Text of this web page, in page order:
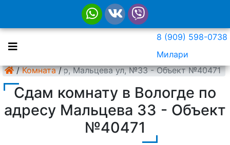
8 (909) 598-0738
Милари
/ Комната /
Вологда, Центр, Мальцева ул, №33 - Объект №40471
Сдам комнату в Вологде по
адресу Мальцева 33 - Объект
№40471